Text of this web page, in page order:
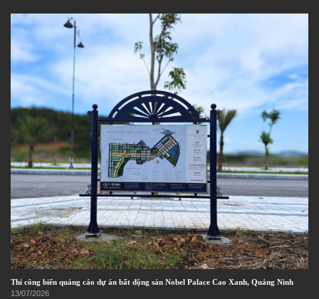
Thi công biển quảng cáo dự án bất động sản Nobel Palace Cao Xanh, Quảng Ninh
13/07/2026